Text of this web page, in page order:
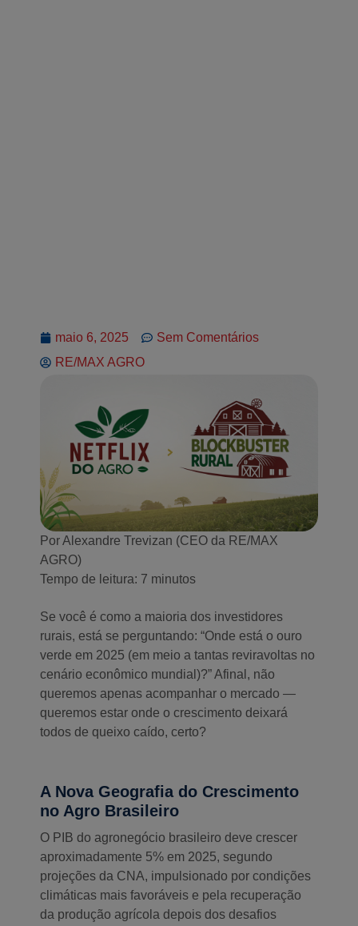
maio 6, 2025
Sem Comentários
RE/MAX AGRO
Por Alexandre Trevizan (CEO da RE/MAX
AGRO)
Tempo de leitura: 7 minutos
Se você é como a maioria dos investidores
rurais, está se perguntando: “Onde está o ouro
verde em 2025 (em meio a tantas reviravoltas no
cenário econômico mundial)?” Afinal, não
queremos apenas acompanhar o mercado —
queremos estar onde o crescimento deixará
todos de queixo caído, certo?
A Nova Geografia do Crescimento
no Agro Brasileiro
O PIB do agronegócio brasileiro deve crescer
aproximadamente 5% em 2025, segundo
projeções da CNA, impulsionado por condições
climáticas mais favoráveis e pela recuperação
da produção agrícola depois dos desafios